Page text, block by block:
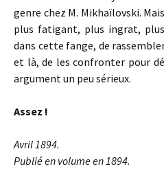
genre chez M. Mikhaïlovski.
plus fatigant, plus ingrat,
dans cette fange, de
et là, de les confronter pour
argument un peu sérieux.
Assez !
Avril 1894.
Publié en volume en 1894.